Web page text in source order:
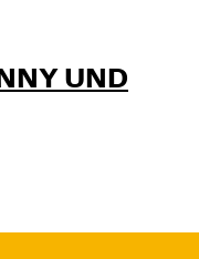
UND